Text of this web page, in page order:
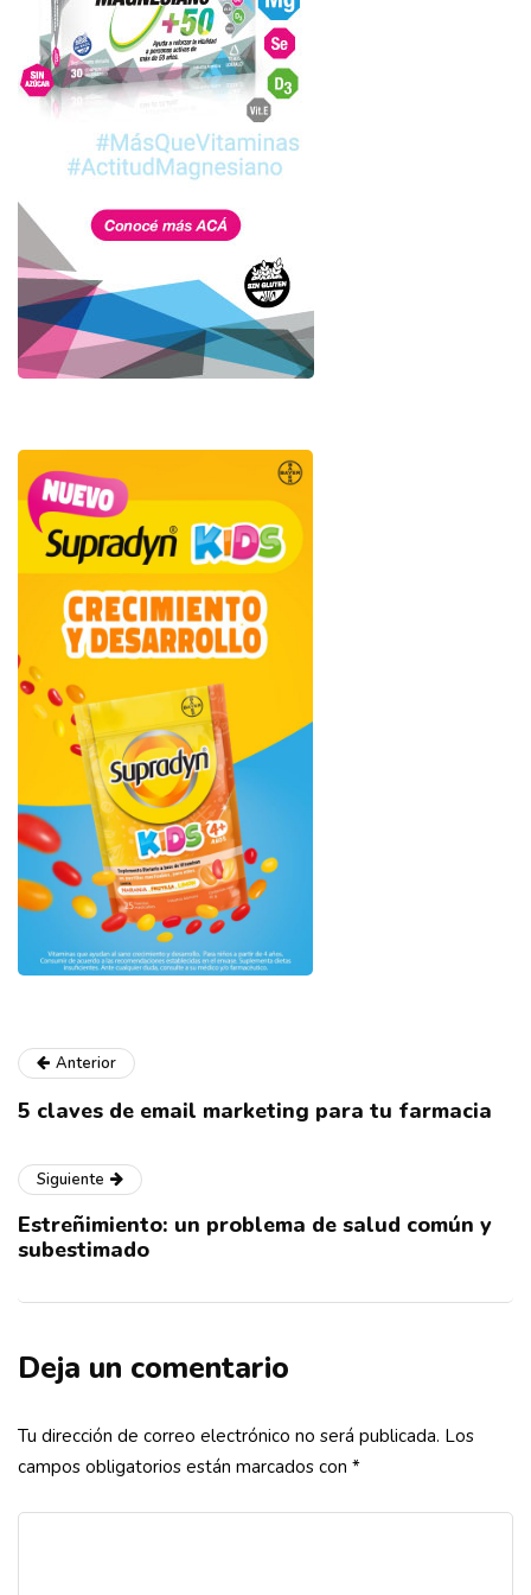
Anterior
5 claves de email marketing para tu farmacia
Siguiente
Estreñimiento: un problema de salud común y
subestimado
Deja un comentario
Tu dirección de correo electrónico no será publicada. Los
campos obligatorios están marcados con *